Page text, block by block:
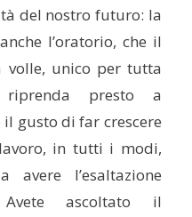
del nostro futuro: la
l’oratorio, che il
volle, unico per tutta
presto a
gusto di far crescere
in tutti i modi,
avere l’esaltazione
Avete ascoltato il